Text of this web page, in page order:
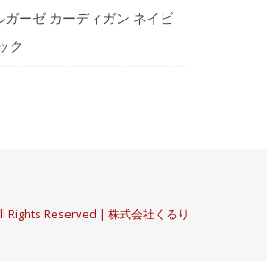
ガーゼ カーディガン ネイビ
ク
Rights Reserved | 株式会社くるり